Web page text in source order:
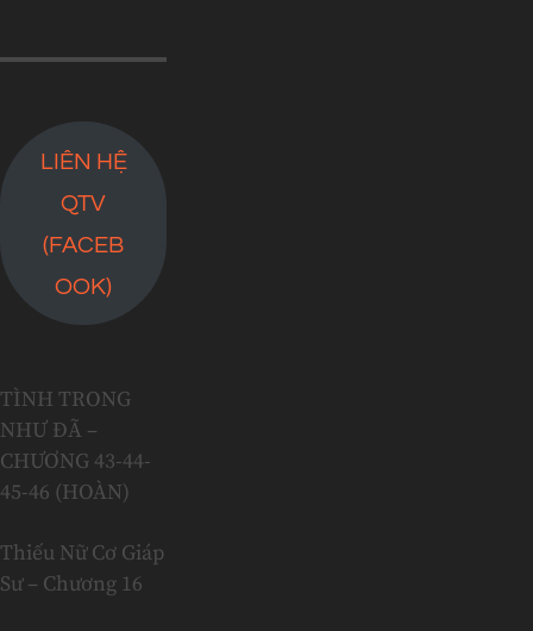
LIÊN HỆ
QTV
(FACEB
OOK)
TÌNH TRONG
NHƯ ĐÃ –
CHƯƠNG 43-44-
45-46 (HOÀN)
Thiếu Nữ Cơ Giáp
Sư – Chương 16